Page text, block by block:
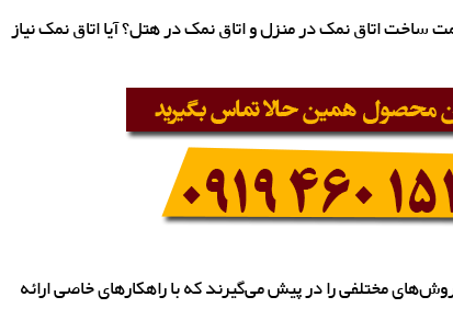
ساخت اتاق نمک در منزل و اتاق نمک در هتل؟ آیا اتاق نمک نیاز
مختلفی را در پیش می‌گیرند که با راهکارهای خاصی ارائه